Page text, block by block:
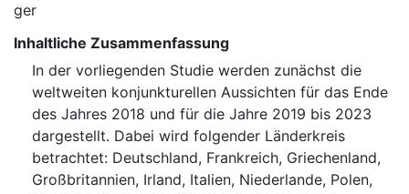
ger
Inhaltliche Zusammenfassung
In der vorliegenden Studie werden zunächst die
weltweiten konjunkturellen Aussichten für das Ende
des Jahres 2018 und für die Jahre 2019 bis 2023
dargestellt. Dabei wird folgender Länderkreis
betrachtet: Deutschland, Frankreich, Griechenland,
Großbritannien, Irland, Italien, Niederlande, Polen,